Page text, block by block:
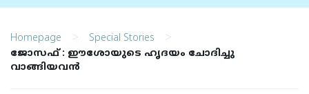
Homepage > Special Stories >
ജോസഫ് : ഈശോയുടെ ഹൃദയം ചോദിച്ചു
വാങ്ങിയവന്‍